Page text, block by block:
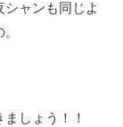
ャンも同じよ
しょう！！